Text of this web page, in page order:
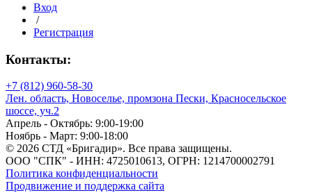
Диаметр внутренний
Длина
Единица измерения
Вход
/
Регистрация
Контакты:
+7 (812) 960-58-30
Лен. область, Новоселье, промзона Пески, Красносельское
шоссе, уч.2
Апрель - Октябрь: 9:00-19:00
Ноябрь - Март: 9:00-18:00
© 2026 СТД «Бригадир». Все права защищены.
ООО "СПК" - ИНН: 4725010613, ОГРН: 1214700002791
Политика конфиденциальности
Продвижение и поддержка сайта